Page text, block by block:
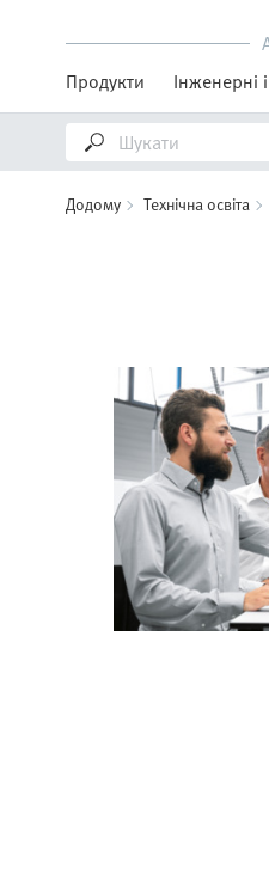
Продукти
Інженерні
Додому Технічна освіта